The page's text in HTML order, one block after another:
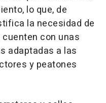
lo que, de
la necesidad de
con unas
adaptadas a las
y peatones